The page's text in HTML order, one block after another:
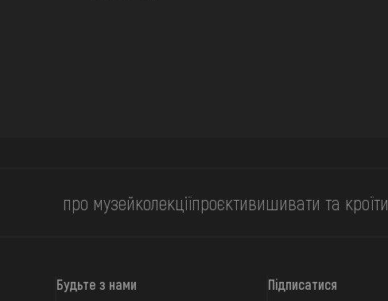
про музейколекціїпроєктивишивати та кроїти
Будьте з нами Підписатися